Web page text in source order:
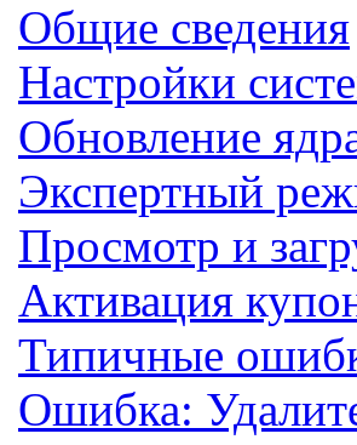
Общие сведения
Настройки
Обновление
Экспертный
Просмотр и
Активация
Типичные
Ошибка: